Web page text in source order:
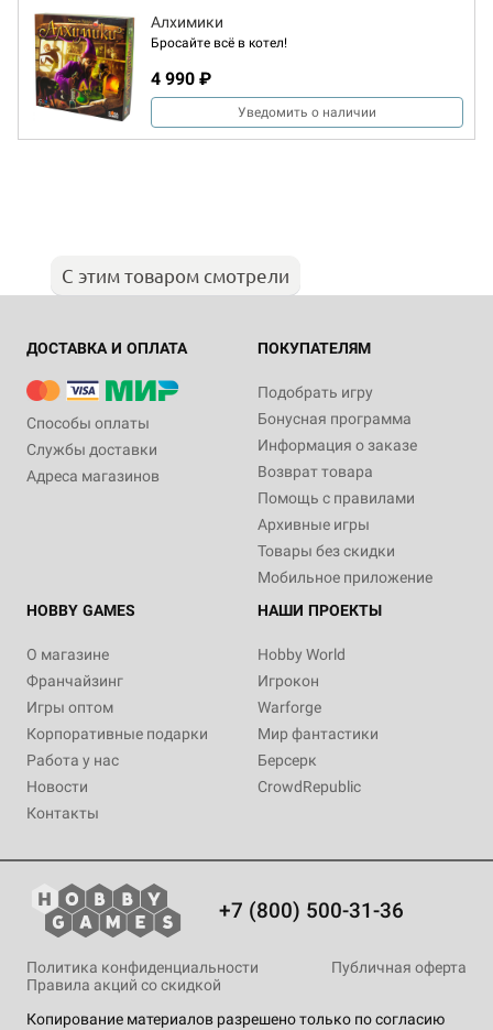
Алхимики
Бросайте всё в котел!
4 990 ₽
Уведомить о наличии
С этим товаром смотрели
ДОСТАВКА И ОПЛАТА
Способы оплаты
Службы доставки
Адреса магазинов
ПОКУПАТЕЛЯМ
Подобрать игру
Бонусная программа
Информация о заказе
Возврат товара
Помощь с правилами
Архивные игры
Товары без скидки
Мобильное приложение
HOBBY GAMES
О магазине
Франчайзинг
Игры оптом
Корпоративные подарки
Работа у нас
Новости
Контакты
НАШИ ПРОЕКТЫ
Hobby World
Игрокон
Warforge
Мир фантастики
Берсерк
CrowdRepublic
+7 (800) 500-31-36
Копирование материалов разрешено только по согласию
Политика конфиденциальности
Публичная оферта
Правила акций со скидкой